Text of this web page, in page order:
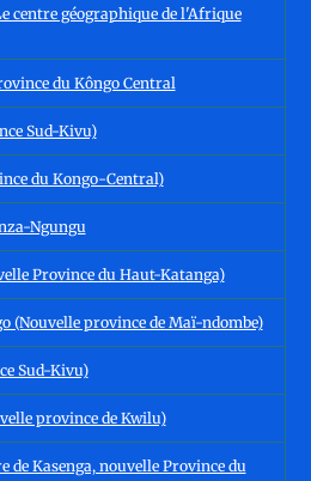
centre géographique de l'Afrique
du Kôngo Central
Sud-Kivu)
du Kongo-Central)
Ngungu
Province du Haut-Katanga)
(Nouvelle province de Maï-ndombe)
Sud-Kivu)
province de Kwilu)
Kasenga, nouvelle Province du